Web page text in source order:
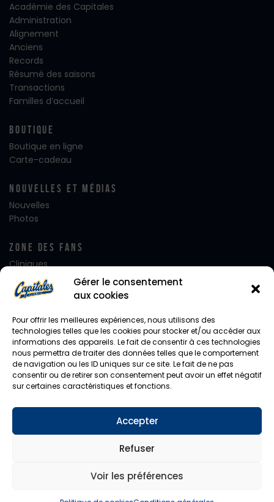
Gérer le consentement
aux cookies
Pour offrir les meilleures expériences, nous utilisons des
technologies telles que les cookies pour stocker et/ou accéder aux
informations des appareils. Le fait de consentir à ces technologies
nous permettra de traiter des données telles que le comportement
de navigation ou les ID uniques sur ce site. Le fait de ne pas
consentir ou de retirer son consentement peut avoir un effet négatif
sur certaines caractéristiques et fonctions.
Accepter
Refuser
Voir les préférences
Académie des Capitales
Administration
Alignement
Anciens
Records
Résumé des saisons
Transactions
Familles d’accueil
Boutique
Boutique en ligne
Carte-cadeau
Nouvelles Et Médias
Nouvelles
Photos
Zone Des Fans
Cliniques
Club FanatiQ
Fan Club Desjardins
Alignement – Jour de Match
Journées de rêve
Notre mascotte Capi
Photo d’équipe
Facebook
Instagram
Capitales de Québec© 2026. Tous droits réservés.